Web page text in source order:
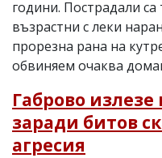
години. Пострадали
възрастни с леки
прорезна рана на
обвиняем очаква
Габрово
заради битов
агресия